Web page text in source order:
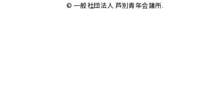
© 一般社団法人 芦別青年会議所.